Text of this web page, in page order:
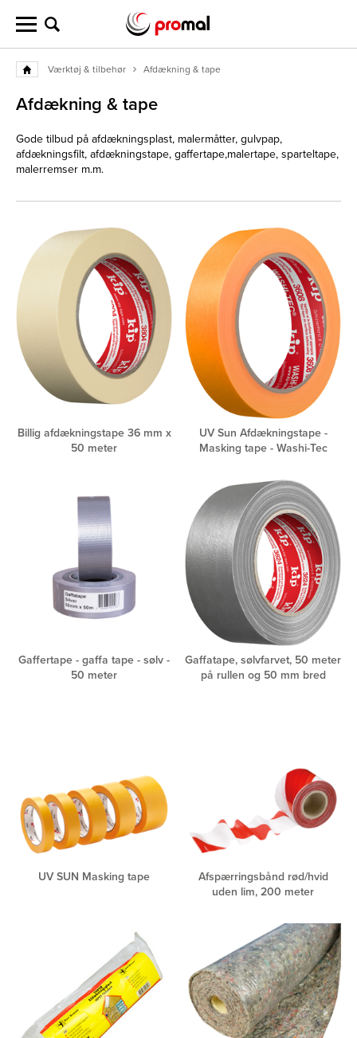
Værktøj & tilbehør Afdækning & tape
Afdækning & tape
Gode tilbud på afdækningsplast, malermåtter, gulvpap,
afdækningsfilt, afdækningstape, gaffertape,malertape, sparteltape,
malerremser m.m.
Billig afdækningstape 36 mm x
50 meter
UV Sun Afdækningstape -
Masking tape - Washi-Tec
Gaffertape - gaffa tape - sølv -
50 meter
Gaffatape, sølvfarvet, 50 meter
på rullen og 50 mm bred
UV SUN Masking tape
Afspærringsbånd rød/hvid
uden lim, 200 meter